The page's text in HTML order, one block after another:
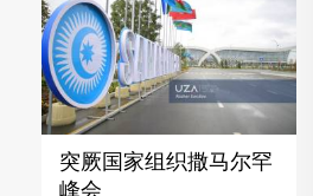
突厥国家组织撒马尔罕
峰会